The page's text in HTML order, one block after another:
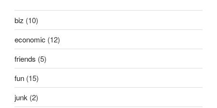
biz (10)
economic (12)
friends (5)
fun (15)
junk (2)